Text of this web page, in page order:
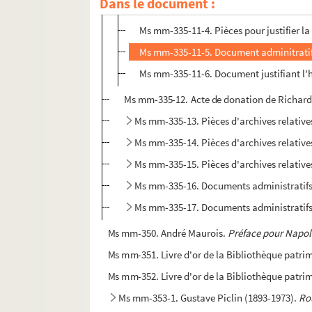
Ms mm-335-11-3. Copie d'un
Ms mm-335-11-4. Pièces pour justifier
Ms mm-335-11-5. Document
Ms mm-335-11-6. Document justifiant
Ms mm-335-12. Acte de donation de
Ms mm-335-13. Pièces d'archives
Ms mm-335-14. Pièces d'archives
Ms mm-335-15. Pièces d'archives
Ms mm-335-16. Documents
Ms mm-335-17. Documents
Ms mm-350. André Maurois. Préface pour
Ms mm-351. Livre d'or de la Bibliothèque
Ms mm-352. Livre d'or de la Bibliothèque
Ms mm-353-1. Gustave Piclin (1893-1973).